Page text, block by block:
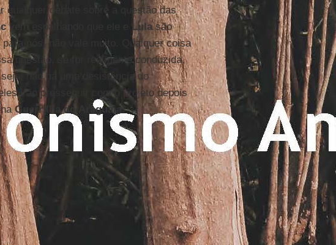
qualquer debate sobre a questão das
vem espalhando que ele e Lulasão
nós, não vale muito. Qualquer coisa
questão, se for realmente conduzida,
não há uma desistência do
irão prosseguir com o projeto depois
naGuerrilha do Araguaia.